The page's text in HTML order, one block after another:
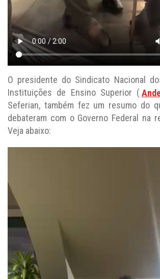
O presidente do Sindicato Nacional
Instituições de Ensino Superior (
Seferian, também fez um resumo do
debateram com o Governo Federal na
Veja abaixo: